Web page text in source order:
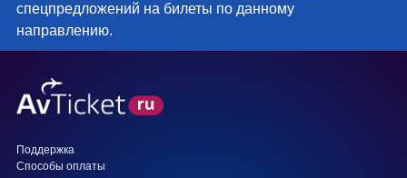
спецпредложений на билеты по данному
направлению.
Поддержка
Способы оплаты